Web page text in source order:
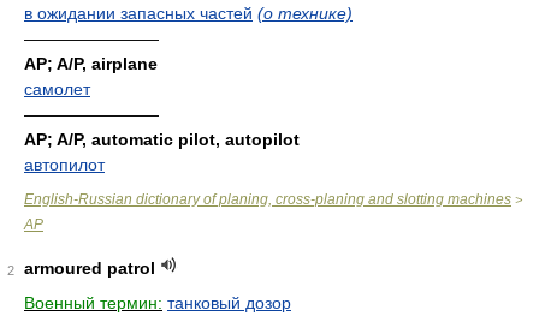
в ожидании запасных частей (о технике)
————————
AP; A/P, airplane
самолет
————————
AP; A/P, automatic pilot, autopilot
автопилот
English-Russian dictionary of planing, cross-planing and slotting machines >
AP
2
armoured patrol
Военный термин: танковый дозор